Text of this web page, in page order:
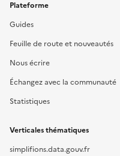
Plateforme
Guides
Feuille de route et nouveautés
Nous écrire
Échangez avec la communauté
Statistiques
Verticales thématiques
simplifions.data.gouv.fr